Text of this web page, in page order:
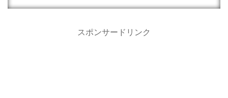
スポンサードリンク